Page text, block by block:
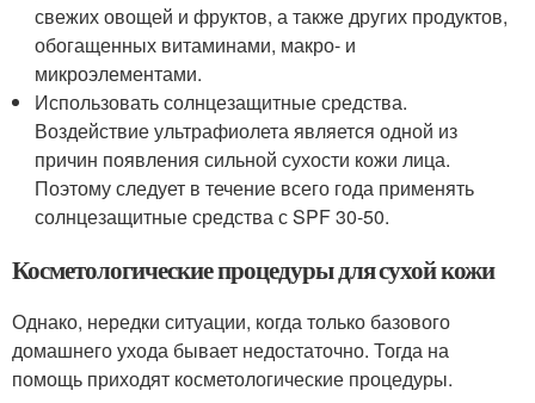
свежих овощей и фруктов, а также других продуктов,
обогащенных витаминами, макро- и
микроэлементами.
Использовать солнцезащитные средства.
Воздействие ультрафиолета является одной из
причин появления сильной сухости кожи лица.
Поэтому следует в течение всего года применять
солнцезащитные средства с SPF 30-50.
Косметологические процедуры для сухой кожи
Однако, нередки ситуации, когда только базового
домашнего ухода бывает недостаточно. Тогда на
помощь приходят косметологические процедуры.